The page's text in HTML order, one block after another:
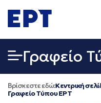
σε
περιεχόμενο
Γραφείο
Βρίσκεστε εδώ:Κεντρική
Γραφείο Τύπου ΕΡΤ